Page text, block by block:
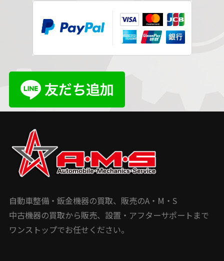
自動車整備・鈑金機器の買取、販売のA・M・S
中古機器の買取から販売、設置・アフターサポートまで
ワンストップでお任せください。